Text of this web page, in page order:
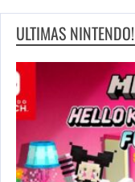
ULTIMAS NINTENDO!